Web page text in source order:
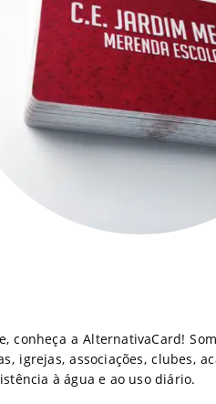
conheça a AlternativaCard!
igrejas, associações, clubes,
à água e ao uso diário.